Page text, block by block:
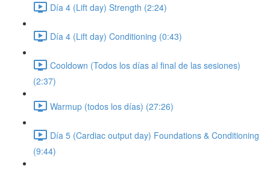
Día 4 (Lift day) Strength (2:24)
Día 4 (Lift day) Conditioning (0:43)
Cooldown (Todos los días al final de las sesiones)
(2:37)
Warmup (todos los días) (27:26)
Día 5 (Cardiac output day) Foundations & Conditioning
(9:44)